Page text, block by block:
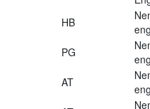
HB
PG
AT